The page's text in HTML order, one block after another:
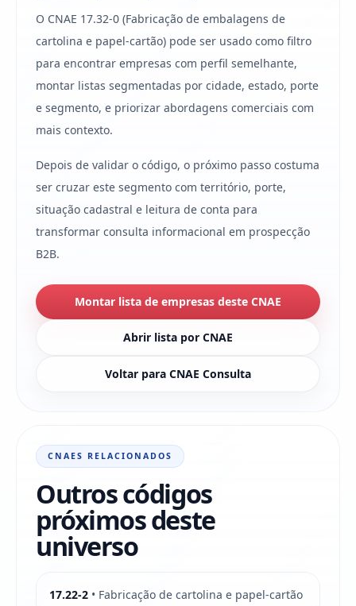
O CNAE 17.32-0 (Fabricação de embalagens de
cartolina e papel-cartão) pode ser usado como filtro
para encontrar empresas com perfil semelhante,
montar listas segmentadas por cidade, estado, porte
e segmento, e priorizar abordagens comerciais com
mais contexto.
Depois de validar o código, o próximo passo costuma
ser cruzar este segmento com território, porte,
situação cadastral e leitura de conta para
transformar consulta informacional em prospecção
B2B.
Montar lista de empresas deste CNAE
Abrir lista por CNAE
Voltar para CNAE Consulta
CNAES RELACIONADOS
Outros códigos
próximos deste
universo
17.22-2 • Fabricação de cartolina e papel-cartão